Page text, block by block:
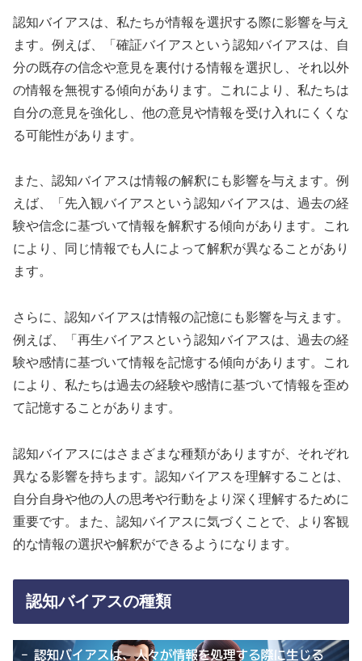
認知バイアスは、私たちが情報を選択する際に影響を与え
ます。例えば、「確証バイアスという認知バイアスは、自
分の既存の信念や意見を裏付ける情報を選択し、それ以外
の情報を無視する傾向があります。これにより、私たちは
自分の意見を強化し、他の意見や情報を受け入れにくくな
る可能性があります。
また、認知バイアスは情報の解釈にも影響を与えます。例
えば、「先入観バイアスという認知バイアスは、過去の経
験や信念に基づいて情報を解釈する傾向があります。これ
により、同じ情報でも人によって解釈が異なることがあり
ます。
さらに、認知バイアスは情報の記憶にも影響を与えます。
例えば、「再生バイアスという認知バイアスは、過去の経
験や感情に基づいて情報を記憶する傾向があります。これ
により、私たちは過去の経験や感情に基づいて情報を歪め
て記憶することがあります。
認知バイアスにはさまざまな種類がありますが、それぞれ
異なる影響を持ちます。認知バイアスを理解することは、
自分自身や他の人の思考や行動をより深く理解するために
重要です。また、認知バイアスに気づくことで、より客観
的な情報の選択や解釈ができるようになります。
認知バイアスの種類